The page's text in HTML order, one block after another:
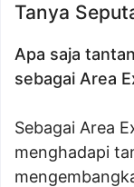
Tanya
Apa saja
sebagai Area
Sebagai Area
menghadapi